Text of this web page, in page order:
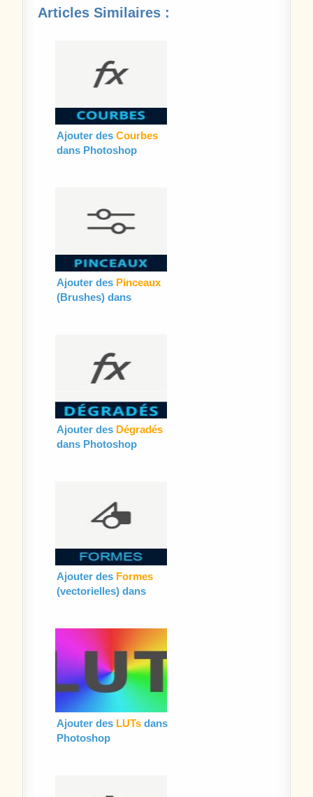
Articles Similaires :
Ajouter desCourbes
dans Photoshop
Ajouter des Pinceaux
(Brushes) dans
Ajouter des Dégradés
dans Photoshop
Ajouter des Formes
(vectorielles) dans
Ajouter des LUTs dans
Photoshop